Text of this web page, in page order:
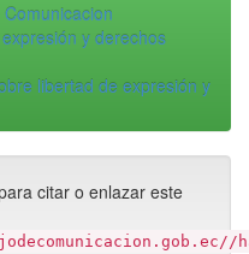
y derechos
libertad de expresión y
citar o enlazar este